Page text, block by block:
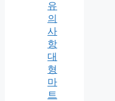
유
의
사
항
대
형
마
트